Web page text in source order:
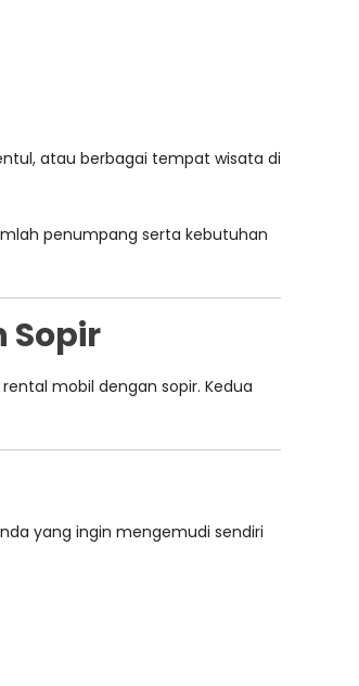
atau berbagai tempat wisata di
penumpang serta kebutuhan
Sopir
mobil dengan sopir. Kedua
yang ingin mengemudi sendiri